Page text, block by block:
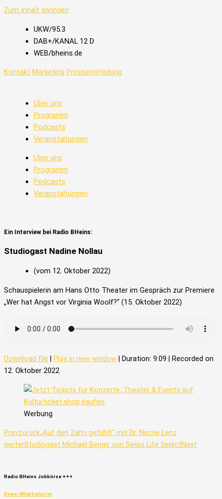
Zum Inhalt springen
UKW/95.3
DAB+/KANAL 12 D
WEB/bheins.de
Kontakt Marketing Pressemitteilung
Über uns
Programm
Podcasts
Veranstaltungen
Über uns
Programm
Podcasts
Veranstaltungen
Ein Interview bei Radio BHeins:
Studiogast Nadine Nollau
(vom 12. Oktober 2022)
Schauspielerin am Hans Otto Theater im Gespräch zur Premiere
„Wer hat Angst vor Virginia Woolf?“ (15. Oktober 2022)
Download file | Play in new window | Duration: 9:09 | Recorded on
12. Oktober 2022
Werbung
Prevzurück„Auf den Zahn gefühlt“ mit Dr. Nicole Lenz
weiterStudiogast Michael Bengs von Swiss Life SelectNext
Radio BHeins Jobbörse +++
Rewe: Mitarbeiter/in